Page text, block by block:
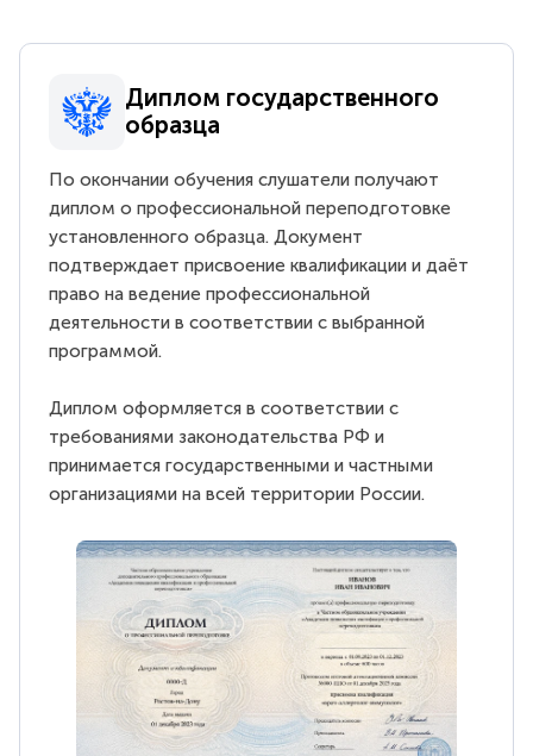
Диплом государственного
образца
По окончании обучения слушатели получают
диплом о профессиональной переподготовке
установленного образца. Документ
подтверждает присвоение квалификации и даёт
право на ведение профессиональной
деятельности в соответствии с выбранной
программой.
Диплом оформляется в соответствии с
требованиями законодательства РФ и
принимается государственными и частными
организациями на всей территории России.